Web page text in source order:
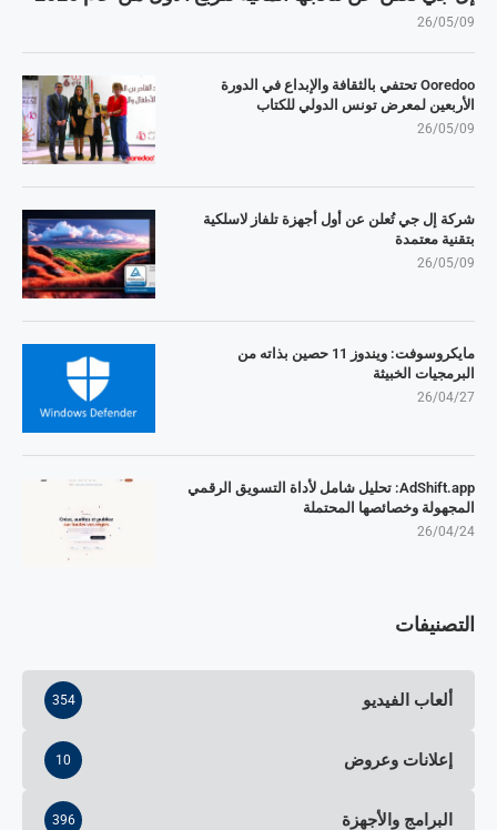
26/05/09
Ooredoo تحتفي بالثقافة والإبداع في الدورة
الأربعين لمعرض تونس الدولي للكتاب
26/05/09
شركة إل جي تُعلن عن أول أجهزة تلفاز لاسلكية
بتقنية معتمدة
26/05/09
مايكروسوفت: ويندوز 11 حصين بذاته من
البرمجيات الخبيثة
26/04/27
AdShift.app: تحليل شامل لأداة التسويق الرقمي
المجهولة وخصائصها المحتملة
26/04/24
التصنيفات
ألعاب الفيديو 354
إعلانات وعروض 10
البرامج والأجهزة 396